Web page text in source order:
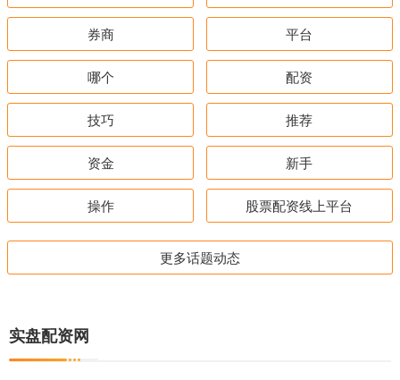
券商 平台
哪个 配资
技巧 推荐
资金 新手
操作 股票配资线上平台
更多话题动态
实盘配资网